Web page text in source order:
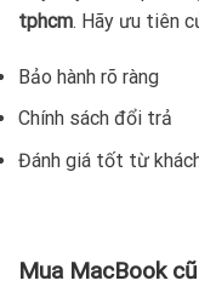
tphcm. Hãy ưu tiên
Bảo hành rõ ràng
Chính sách đổi trả
Đánh giá tốt từ
Mua MacBook